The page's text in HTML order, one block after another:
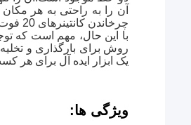
آن را به راحتی به هر
چرخاندن کانتینرهای 20 فوت تبدیل می کند.
با این حال، مهم است که
روش برای بارگذاری و
یک ابزار ایده آل برای هر
ویژگی ها: